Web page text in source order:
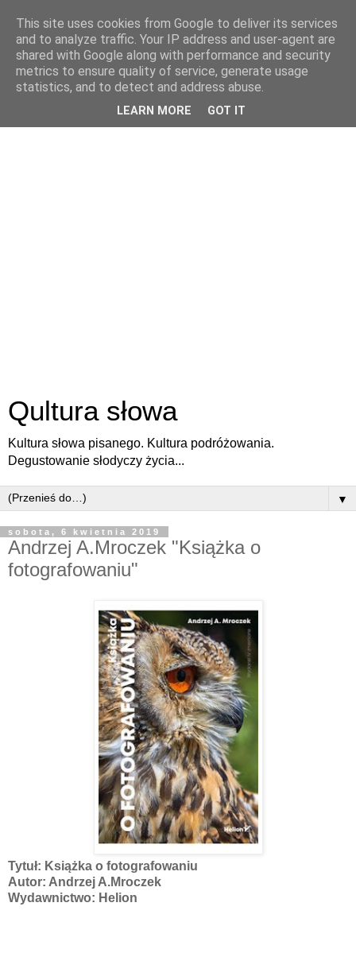
Qultura słowa
Kultura słowa pisanego. Kultura podróżowania.
Degustowanie słodyczy życia...
▼
sobota, 6 kwietnia 2019
Andrzej A.Mroczek "Książka o
fotografowaniu"
Tytuł: Książka o fotografowaniu
Autor: Andrzej A.Mroczek
Wydawnictwo: Helion
This site uses cookies from Google to deliver its services
and to analyze traffic. Your IP address and user-agent are
shared with Google along with performance and security
metrics to ensure quality of service, generate usage
statistics, and to detect and address abuse.
LEARN MORE GOT IT